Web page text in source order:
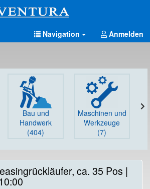
Navigation Anmelden
Bau und
Handwerk
(404)
Maschinen und
Werkzeuge
(7)
ca. 35 Pos |